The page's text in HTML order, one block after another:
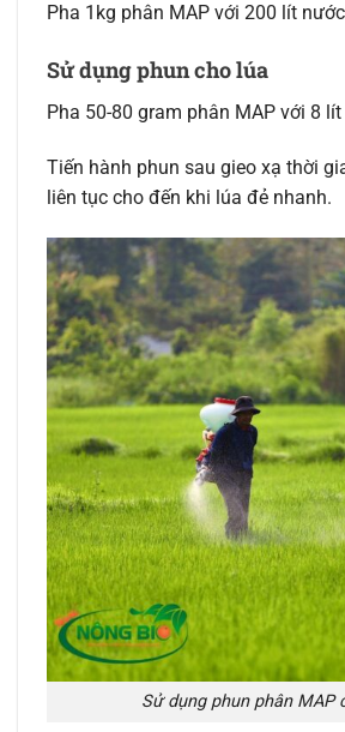
Pha 1kg phân MAP với 200 lít
Sử dụng phun cho lúa
Pha 50-80 gram phân MAP với 8
Tiến hành phun sau gieo xạ thời
liên tục cho đến khi lúa đẻ nhanh.
Sử dụng phun phân MAP